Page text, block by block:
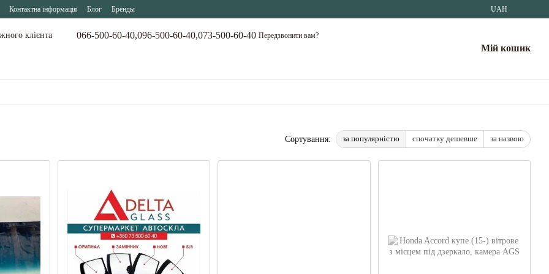
Контактна інформація Блог Бренды UAH
клієнта 066-500-60-40,096-500-60-40,073-500-60-40 Передзвонити вам?
Мій кошик
Сортування: за популярністю спочатку дешевше за назвою